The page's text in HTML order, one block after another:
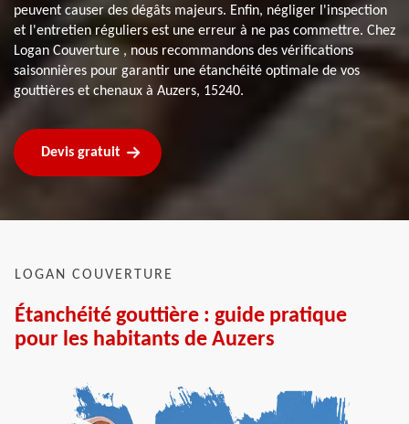
peuvent causer des dégâts majeurs. Enfin, négliger l'inspection
et l'entretien réguliers est une erreur à ne pas commettre. Chez
Logan Couverture , nous recommandons des vérifications
saisonnières pour garantir une étanchéité optimale de vos
gouttières et chenaux à Auzers, 15240.
Devis gratuit
LOGAN COUVERTURE
Étanchéité gouttière : guide pratique
pour les habitants de Auzers